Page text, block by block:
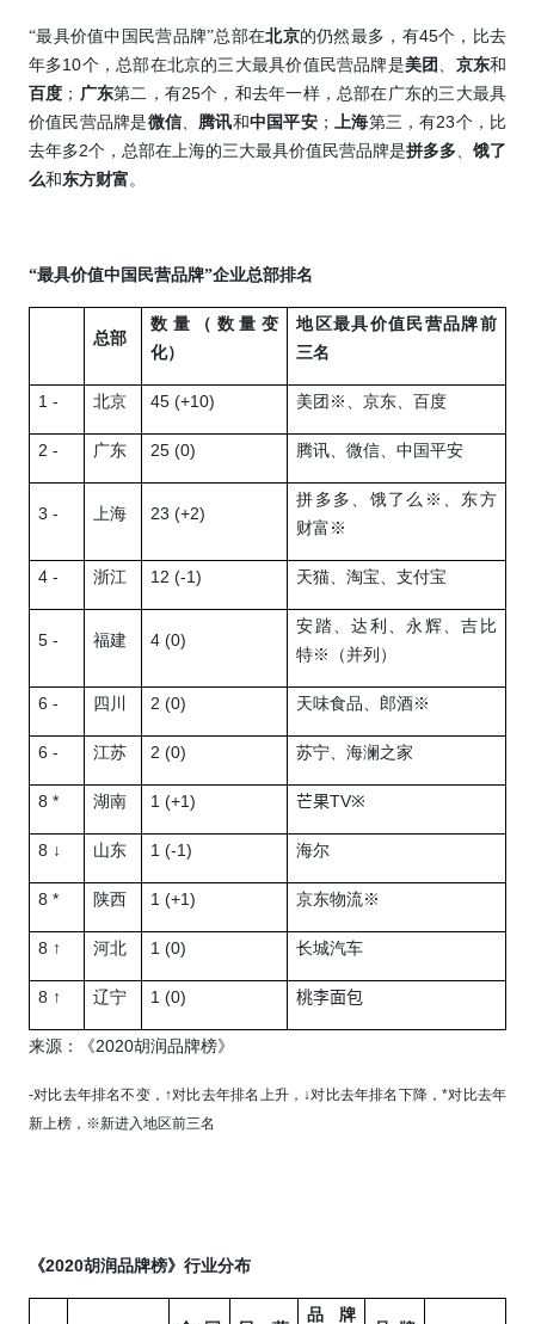
“最具价值中国民营品牌”总部在北京的仍然最多，有45个，比去
年多10个，总部在北京的三大最具价值民营品牌是美团 、 京东和
百度 ； 广东第二，有25个，和去年一样，总部在广东的三大最具
价值民营品牌是微信、 腾讯和中国平安； 上海第三，有23个，比
去年多2个，总部在上海的三大最具价值民营品牌是拼多多、 饿了
么和东方财富。
“最具价值中国民营品牌”企业总部排名
总部
数量（数量变
化）
地区最具价值民营品牌前
三名
1 - 北京 45(+10) 美团 ※ 、京东、百度
2 - 广东 25 (0) 腾讯、微信、中国平安
3 - 上海 23 (+2)
拼多多、 饿了么※ 、东方
财富 ※
4 - 浙江 12 (-1) 天猫、淘宝、支付宝
5 - 福建 4 (0)
安踏、达利、 永辉、吉比
特※（并列）
6 - 四川 2 (0) 天味食品、郎酒 ※
6 - 江苏 2 (0) 苏宁、海澜之家
8 * 湖南 1 (+1) 芒果TV※
8 ↓ 山东 1 (-1) 海尔
8 * 陕西 1 (+1) 京东物流※
8 ↑ 河北 1 (0) 长城汽车
8 ↑ 辽宁 1 (0) 桃李面包
来源：《2020胡润品牌榜》
-对比去年排名不变， ↑对比去年排名上升， ↓对比去年排名下降，*对比去年
新上榜， ※新进入地区前三名
《2020胡润品牌榜》行业分布
品牌